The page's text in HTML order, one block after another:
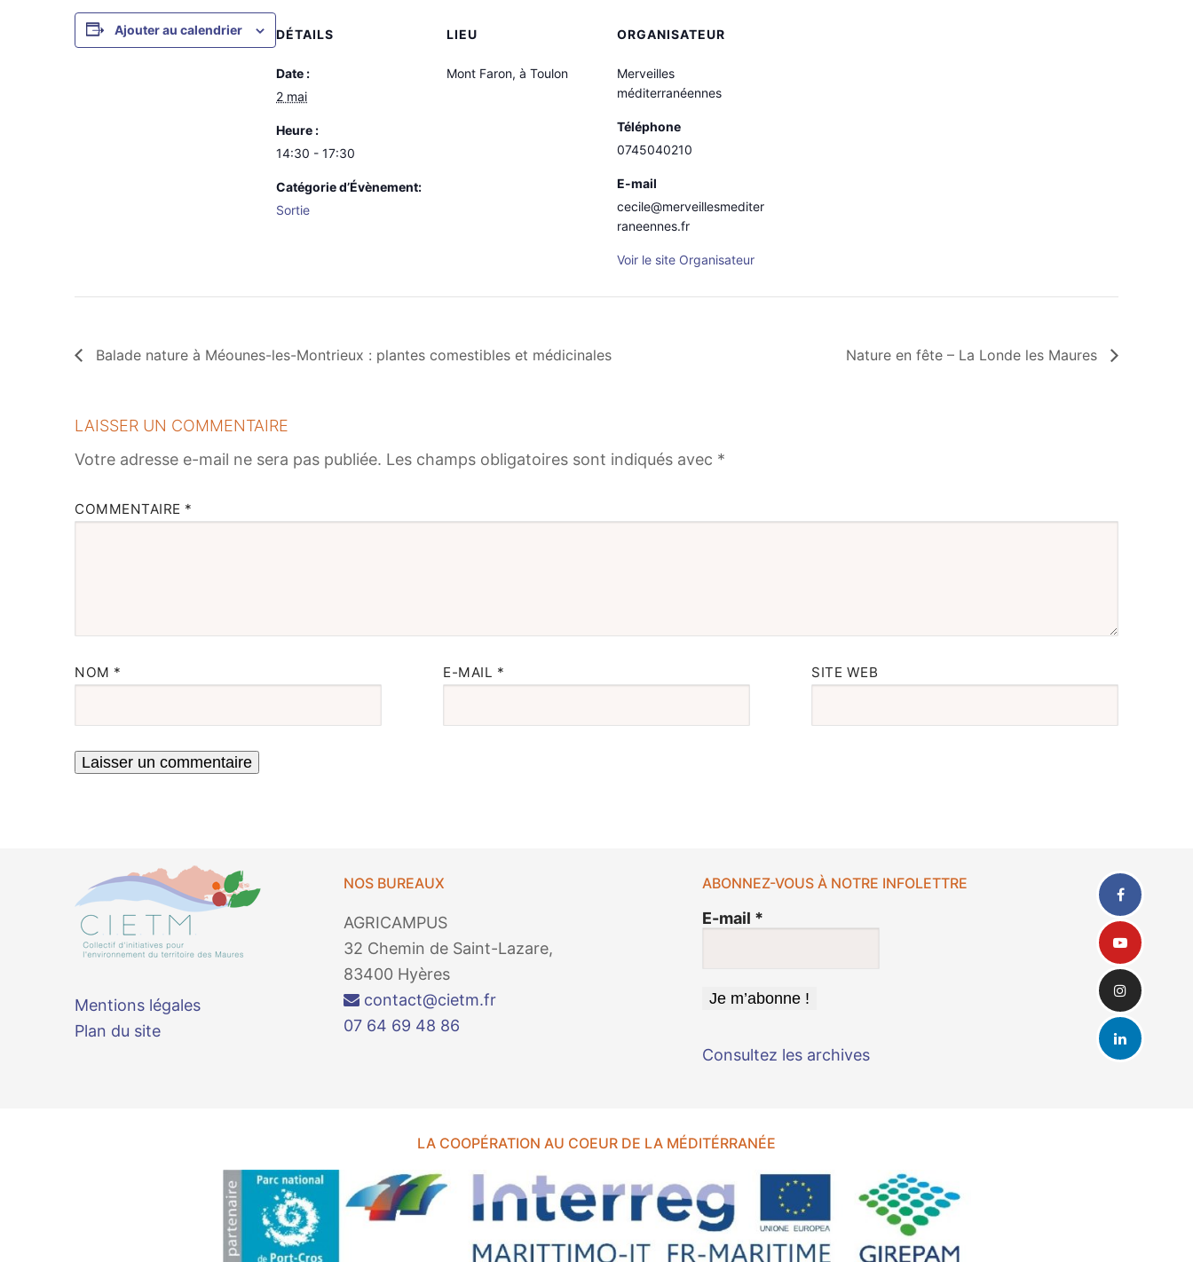
Ajouter au calendrier DÉTAILS
Date :
2 mai
Heure :
14:30 - 17:30
Catégorie d’Évènement:
Sortie
LIEU
Mont Faron, à Toulon
ORGANISATEUR
Merveilles
méditerranéennes
Téléphone
0745040210
E-mail
cecile@merveillesmediter
raneennes.fr
Voir le site Organisateur
Balade nature à Méounes-les-Montrieux : plantes comestibles et médicinales Nature en fête – La Londe les Maures
LAISSER UN COMMENTAIRE
Votre adresse e-mail ne sera pas publiée. Les champs obligatoires sont indiqués avec *
COMMENTAIRE *
NOM * E-MAIL * SITE WEB
Mentions légales
Plan du site
NOS BUREAUX
AGRICAMPUS
32 Chemin de Saint-Lazare,
83400 Hyères
contact@cietm.fr
07 64 69 48 86
ABONNEZ-VOUS À NOTRE INFOLETTRE
E-mail *
Consultez les archives
LA COOPÉRATION AU COEUR DE LA MÉDITÉRRANÉE